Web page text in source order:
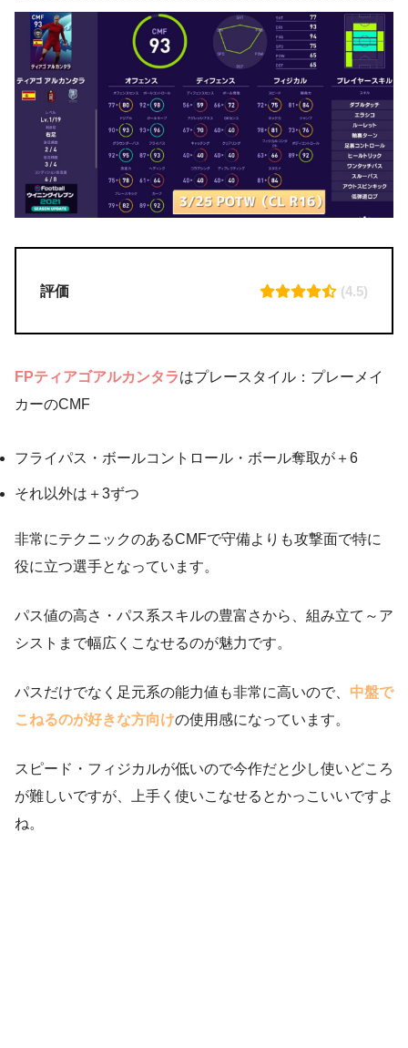
評価 (4.5)
FPティアゴアルカンタラはプレースタイル：プレーメイ
カーのCMF
フライパス・ボールコントロール・ボール奪取が＋6
それ以外は＋3ずつ
非常にテクニックのあるCMFで守備よりも攻撃面で特に
役に立つ選手となっています。
パス値の高さ・パス系スキルの豊富さから、組み立て～ア
シストまで幅広くこなせるのが魅力です。
パスだけでなく足元系の能力値も非常に高いので、 中盤で
こねるのが好きな方向けの使用感になっています。
スピード・フィジカルが低いので今作だと少し使いどころ
が難しいですが、上手く使いこなせるとかっこいいですよ
ね。